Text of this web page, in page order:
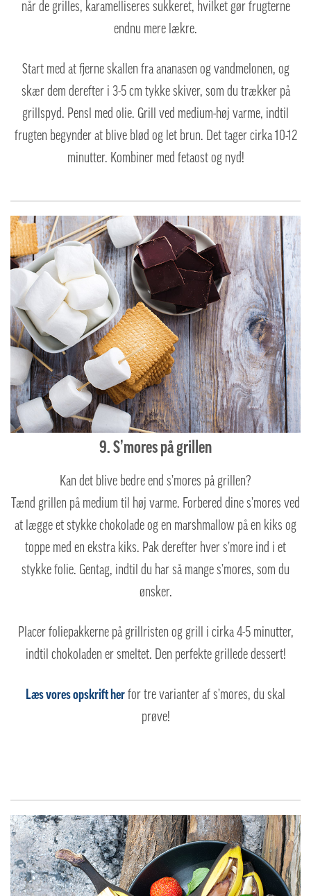
når de grilles, karamelliseres sukkeret, hvilket gør frugterne
endnu mere lækre.
Start med at fjerne skallen fra ananasen og vandmelonen, og
skær dem derefter i 3-5 cm tykke skiver, som du trækker på
grillspyd. Pensl med olie. Grill ved medium-høj varme, indtil
frugten begynder at blive blød og let brun. Det tager cirka 10-12
minutter. Kombiner med fetaost og nyd!
9. S’mores på grillen
Kan det blive bedre end s’mores på grillen?
Tænd grillen på medium til høj varme. Forbered dine s’mores ved
at lægge et stykke chokolade og en marshmallow på en kiks og
toppe med en ekstra kiks. Pak derefter hver s’more ind i et
stykke folie. Gentag, indtil du har så mange s’mores, som du
ønsker.
Placer foliepakkerne på grillristen og grill i cirka 4-5 minutter,
indtil chokoladen er smeltet. Den perfekte grillede dessert!
Læs vores opskrift herfor tre varianter af s’mores, du skal
prøve!